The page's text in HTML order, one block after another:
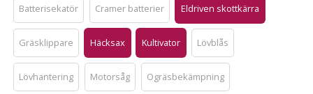
Batterisekatör Cramer batterier Eldriven skottkärra
Gräsklippare Häcksax Kultivator Lövblås
Lövhantering Motorsåg Ogräsbekämpning